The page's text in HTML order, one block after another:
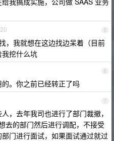
5
，我就想在这边找边呆着（目前
挖什么坑
6
。你之前已经转正了吗
7
，去年我司也进行了部门裁撤，
去的部门然后进行调配，不接受
门进行面试，如果面试通过就过